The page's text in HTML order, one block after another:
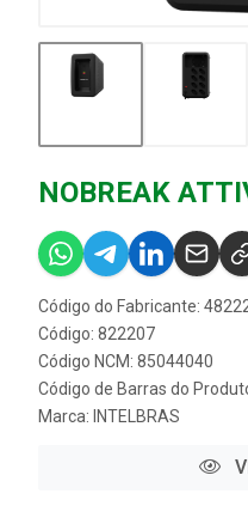
NOBREAK
Código do Fabricante:
Código: 822207
Código NCM: 85044040
Código de Barras do
Marca: INTELBRAS